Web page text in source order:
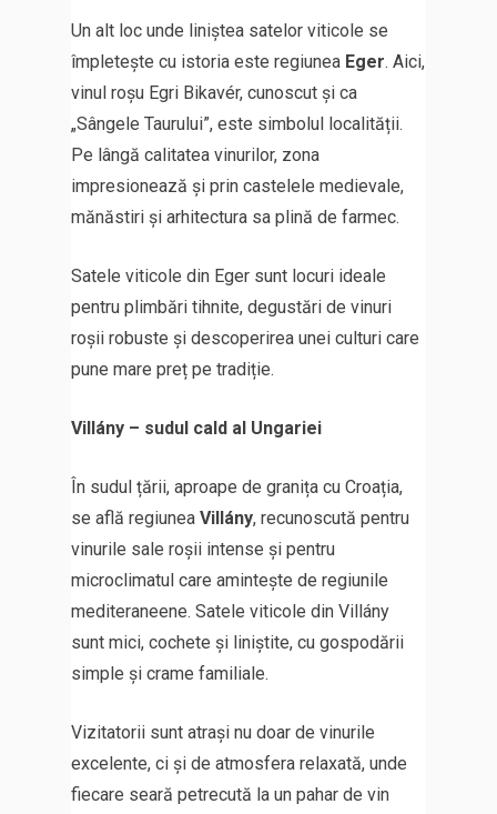
Un alt loc unde liniștea satelor viticole se
împletește cu istoria este regiunea Eger. Aici,
vinul roșu Egri Bikavér, cunoscut și ca
„Sângele Taurului”, este simbolul localității.
Pe lângă calitatea vinurilor, zona
impresionează și prin castelele medievale,
mănăstiri și arhitectura sa plină de farmec.
Satele viticole din Eger sunt locuri ideale
pentru plimbări tihnite, degustări de vinuri
roșii robuste și descoperirea unei culturi care
pune mare preț pe tradiție.
Villány – sudul cald al Ungariei
În sudul țării, aproape de granița cu Croația,
se află regiunea Villány, recunoscută pentru
vinurile sale roșii intense și pentru
microclimatul care amintește de regiunile
mediteraneene. Satele viticole din Villány
sunt mici, cochete și liniștite, cu gospodării
simple și crame familiale.
Vizitatorii sunt atrași nu doar de vinurile
excelente, ci și de atmosfera relaxată, unde
fiecare seară petrecută la un pahar de vin